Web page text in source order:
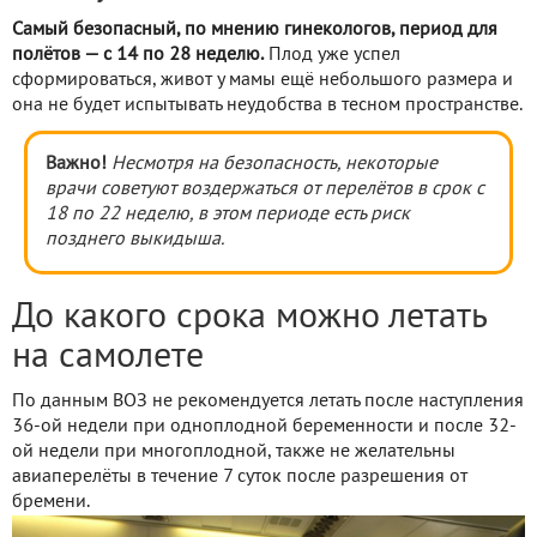
Самый безопасный, по мнению гинекологов, период для
полётов — с 14 по 28 неделю.
Плод уже успел
сформироваться, живот у мамы ещё небольшого размера и
она не будет испытывать неудобства в тесном пространстве.
Важно! Несмотря на безопасность, некоторые
врачи советуют воздержаться от перелётов в срок с
18 по 22 неделю, в этом периоде есть риск
позднего выкидыша.
До какого срока можно летать
на самолете
По данным ВОЗ не рекомендуется летать после наступления
36-ой недели при одноплодной беременности и после 32-
ой недели при многоплодной, также не желательны
авиаперелёты в течение 7 суток после разрешения от
бремени.